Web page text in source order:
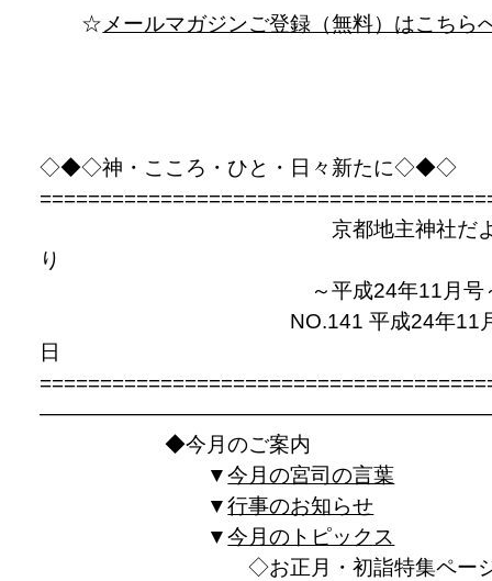
☆ メールマガジンご登録（無料）はこちら
◇◆◇神・こころ・ひと・日々新たに◇◆◇
京都地主神社だ
り
～平成24年11月号
NO.141 平成24年11
日
◆今月のご案内
▼今月の宮司の言葉
▼行事のお知らせ
▼今月のトピックス
◇お正月・初詣特集ページ